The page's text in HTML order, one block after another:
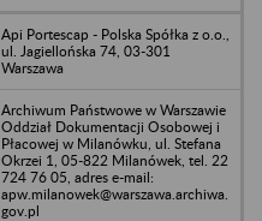
Api Portescap - Polska Spółka z o.o.,
ul. Jagiellońska 74, 03-301
Warszawa
Archiwum Państwowe w Warszawie
Oddział Dokumentacji Osobowej i
Płacowej w Milanówku, ul. Stefana
Okrzei 1, 05-822 Milanówek, tel. 22
724 76 05, adres e-mail:
apw.milanowek@warszawa.archiwa.
gov.pl